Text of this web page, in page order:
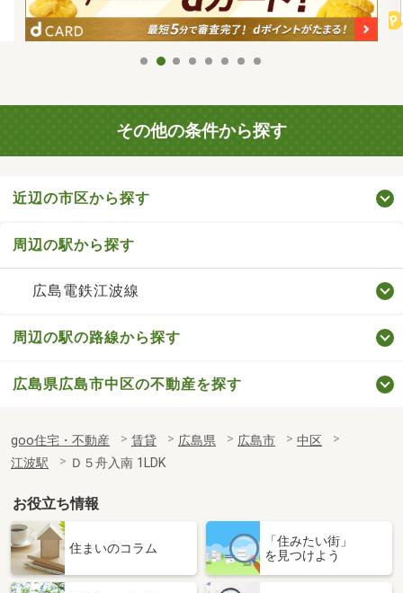
その他の条件から探す
近辺の市区から探す
周辺の駅から探す
広島電鉄江波線
周辺の駅の路線から探す
広島県広島市中区の不動産を探す
goo住宅・不動産 賃貸 広島県 広島市
中区
江波駅
Ｄ５舟入南 1LDK
お役立ち情報
住まいのコラム
「住みたい街」
を見つけよう